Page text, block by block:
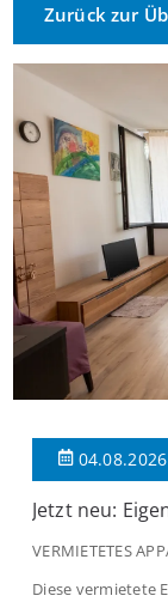
Zurück zur
04.08.2026
Jetzt neu:
VERMIETETES
Diese vermietete